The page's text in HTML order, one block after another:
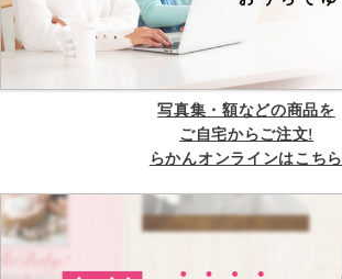
写真集・額などの商品を
ご自宅からご注文!
らかんオンラインはこちら